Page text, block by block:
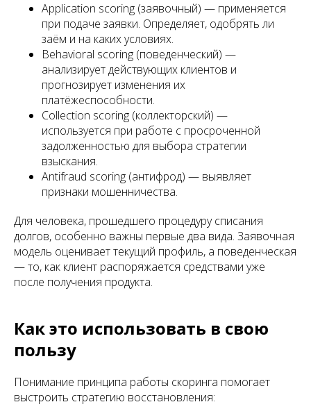
Application scoring (заявочный) — применяется
при подаче заявки. Определяет, одобрять ли
заём и на каких условиях.
Behavioral scoring (поведенческий) —
анализирует действующих клиентов и
прогнозирует изменения их
платёжеспособности.
Collection scoring (коллекторский) —
используется при работе с просроченной
задолженностью для выбора стратегии
взыскания.
Antifraud scoring (антифрод) — выявляет
признаки мошенничества.
Для человека, прошедшего процедуру списания
долгов, особенно важны первые два вида. Заявочная
модель оценивает текущий профиль, а поведенческая
— то, как клиент распоряжается средствами уже
после получения продукта.
Как это использовать в свою
пользу
Понимание принципа работы скоринга помогает
выстроить стратегию восстановления: